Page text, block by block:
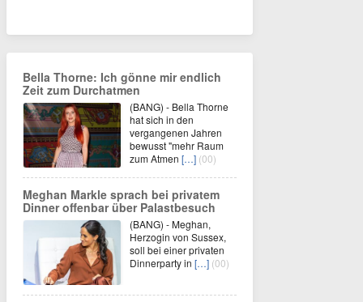
Bella Thorne: Ich gönne mir endlich
Zeit zum Durchatmen
(BANG) - Bella Thorne
hat sich in den
vergangenen Jahren
bewusst "mehr Raum
zum Atmen […] (00)
Meghan Markle sprach bei privatem
Dinner offenbar über Palastbesuch
(BANG) - Meghan,
Herzogin von Sussex,
soll bei einer privaten
Dinnerparty in […] (00)